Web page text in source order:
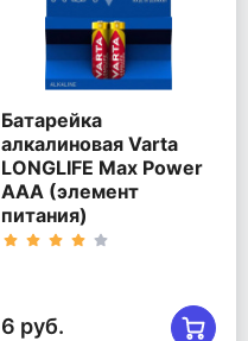
Батарейка
алкалиновая Varta
LONGLIFE Max Power
AAA (элемент
питания)
6 руб.